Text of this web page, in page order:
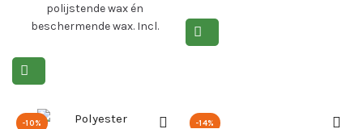
polijstende wax én
beschermende wax. Incl.
-10% -14%